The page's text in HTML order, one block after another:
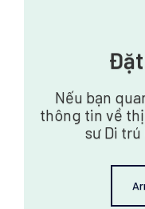
Nếu bạn
thông tin về
sư Di